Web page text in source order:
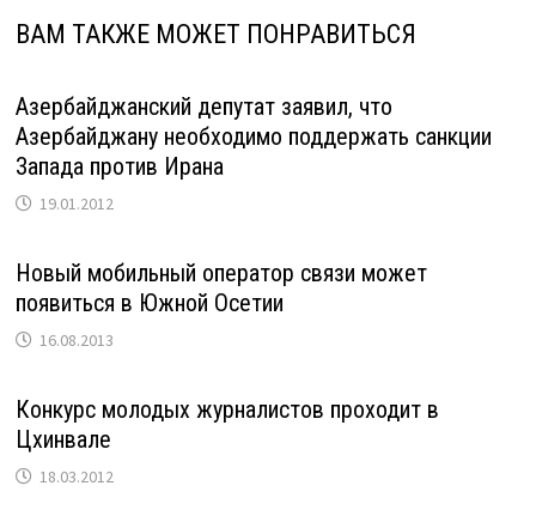
ВАМ ТАКЖЕ МОЖЕТ ПОНРАВИТЬСЯ
Азербайджанский депутат заявил, что
Азербайджану необходимо поддержать санкции
Запада против Ирана
19.01.2012
Новый мобильный оператор связи может
появиться в Южной Осетии
16.08.2013
Конкурс молодых журналистов проходит в
Цхинвале
18.03.2012